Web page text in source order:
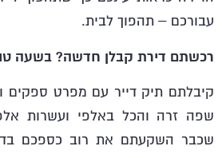
עבורכם – תהפוך לבית.
רכשתם דירת קבלן חדשה? בשעה
קיבלתם תיק דייר עם מפרט ספקים
שפה זרה והכל באלפי ועשרות
שכבר השקעתם את רוב כספכם